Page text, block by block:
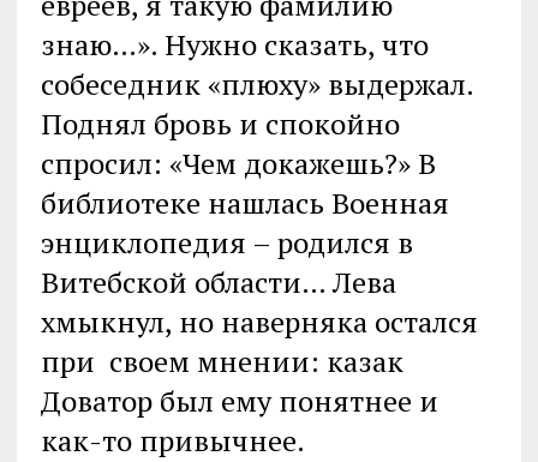
знаю…». Нужно сказать, что
собеседник «плюху» выдержал.
Поднял бровь и спокойно
спросил: «Чем докажешь?» В
библиотеке нашлась Военная
энциклопедия – родился в
Витебской области… Лева
хмыкнул, но наверняка остался
при своем мнении: казак
Доватор был ему понятнее и
как-то привычнее.